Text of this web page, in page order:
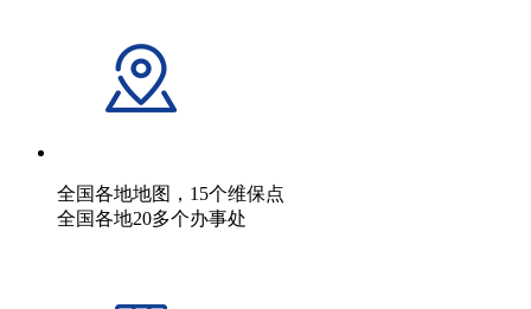
全国各地地图，15个维保点
全国各地20多个办事处